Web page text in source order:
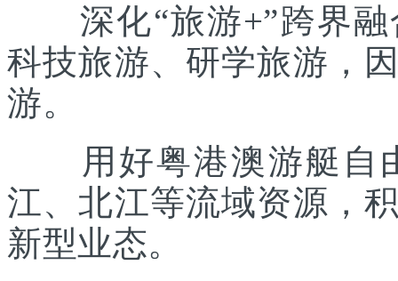
深化“旅游+”跨界融
科技旅游、研学旅游，
游。
用好粤港澳游艇自
江、北江等流域资源，
新型业态。